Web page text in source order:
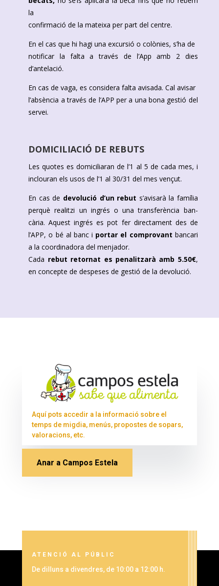
la
confirmació de la mateixa per part del centre.
En el cas que hi hagi una excursió o colònies, s’ha de
notificar la falta a través de l’App amb 2 dies
d’antelació.
En cas de vaga, es considera falta avisada. Cal avisar
l’absència a través de l’APP per a una bona gestió del
servei.
DOMICILIACIÓ DE REBUTS
Les quotes es domiciliaran de l’1 al 5 de cada mes, i
inclouran els usos de l’1 al 30/31 del mes vençut.
En cas de devolució d’un rebut s’avisarà la família
perquè realitzi un ingrés o una transferència ban-
cària. Aquest ingrés es pot fer directament des de
l’APP, o bé al banc i portar el comprovant bancari
a la coordinadora del menjador.
Cada rebut retornat es penalitzarà amb 5.50€,
en concepte de despeses de gestió de la devolució.
Aquí pots accedir a la informació sobre el
temps de migdia, menús, propostes de sopars,
valoracions, etc.
Anar a Campos Estela
ATENCIÓ AL PÚBLIC
De dilluns a divendres, de 10:00 a 12:00 h.